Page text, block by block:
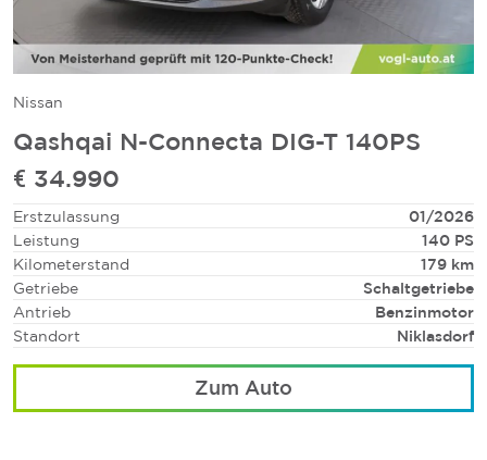
Nissan
Qashqai N-Connecta DIG-T 140PS
€ 34.990
Erstzulassung
01/2026
Leistung
140 PS
Kilometerstand
179 km
Getriebe
Schaltgetriebe
Antrieb
Benzinmotor
Standort
Niklasdorf
Zum Auto